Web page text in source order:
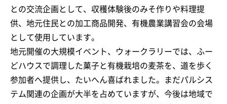
との交流企画として、収穫体験後のみそ作りや料理提
供、地元住民との加工商品開発、有機農業講習会の会場
として使用しています。
地元開催の大規模イベント、ウォークラリーでは、ふー
どハウスで調理した菓子と有機栽培の麦茶を、道を歩く
参加者へ提供し、たいへん喜ばれました。まだパルシス
テム関連の企画が大半を占めていますが、今後は地域で